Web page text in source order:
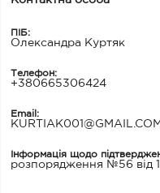
ПІБ:
Олександра Куртяк
Телефон:
+380665306424
Email:
KURTIAK001@GMAIL.COM
Інформація щодо
розпорядження №56 від